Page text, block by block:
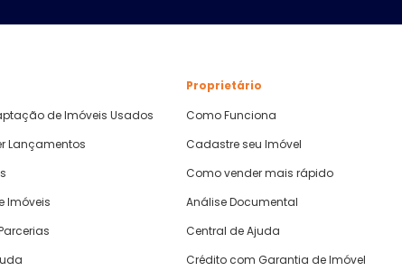
de Imóveis Usados
Lançamentos
Imóveis
Proprietário
Como Funciona
Cadastre seu Imóvel
Como vender mais rápido
Análise Documental
Central de Ajuda
Crédito com Garantia de Imóvel